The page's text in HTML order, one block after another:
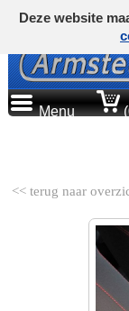
Menu
<< terug naar
Deze website